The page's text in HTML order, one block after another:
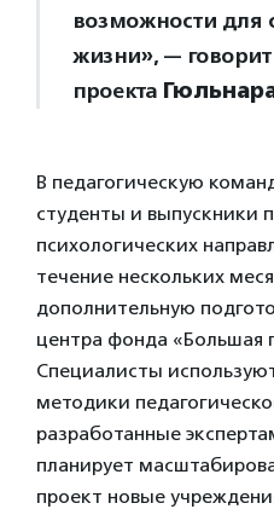
возможности для
жизни», —
проекта
В педагогическую
студенты и выпускники
психологических
течение нескольких
дополнительную
центра фонда «Большая
Специалисты
методики
разработанные
планирует
проект новые